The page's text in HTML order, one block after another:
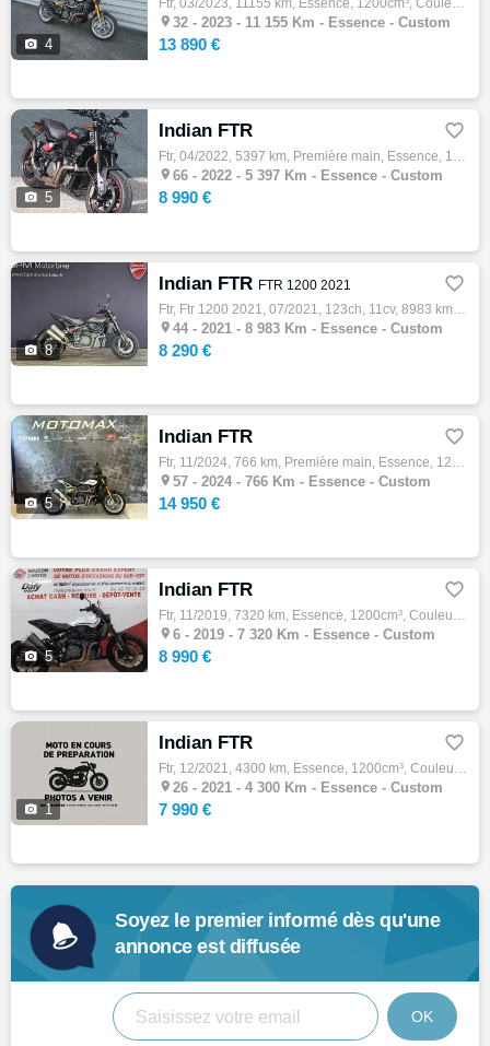
 4
Ftr, 03/2023, 11155 km, Essence, 1200cm³, Couleur noir, 13890 € Equipements : INDIAN FTR 1200 R - CARBON 03-2023 - SAUTE VENT - RETRO BOUT …
 32 - 2023 - 11 155 Km - Essence - Custom
13 890 €
 5
Indian FTR 
Ftr, 04/2022, 5397 km, Première main, Essence, 1200cm³, 8990 € Equipements : INDIAN FTR 1200 MODELE 2022 1ERE MAIN 5397KM TRES BON ETAT GEN…
 66 - 2022 - 5 397 Km - Essence - Custom
8 990 €
 8
Indian FTR FTR 1200 2021 
Ftr, Ftr 1200 2021, 07/2021, 123ch, 11cv, 8983 km, Essence, 1203cm³, Couleur noir, Garantie 3 mois, 8290 € Equipements : Thunder Black|ABS|…
 44 - 2021 - 8 983 Km - Essence - Custom
8 290 €
 5
Indian FTR 
Ftr, 11/2024, 766 km, Première main, Essence, 1200cm³, Couleur gris, 14950 € Equipements : MOTO DANS UN ETAT PROCHE DU NEUF! 1ére MAIN ET M…
 57 - 2024 - 766 Km - Essence - Custom
14 950 €
 5
Indian FTR 
Ftr, 11/2019, 7320 km, Essence, 1200cm³, Couleur blanc, 8990 € Equipements : Options : Garantie 3 mois avec possibilité d'extension à 12 mo…
 6 - 2019 - 7 320 Km - Essence - Custom
8 990 €
 1
Indian FTR 
Ftr, 12/2021, 4300 km, Essence, 1200cm³, Couleur gris, 7990 € Equipements : Sacoche,Silencieux Akrapovic,Assurance sur place,Aucun consomma…
 26 - 2021 - 4 300 Km - Essence - Custom
7 990 €
Soyez le premier informé dès qu'une
annonce est diffusée
OK